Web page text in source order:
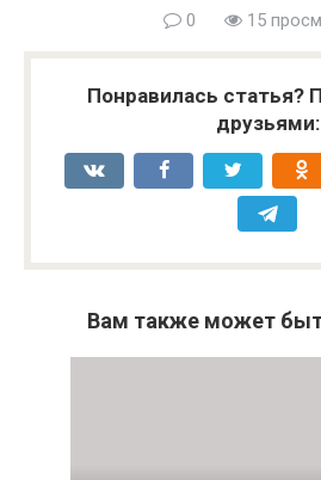
0 15
Понравилась статья?
друзьями:
Вам также может